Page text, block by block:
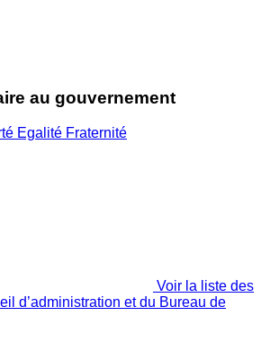
au gouvernement
Voir la liste des
d’administration et du Bureau de